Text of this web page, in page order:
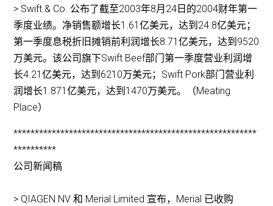
> Swift & Co. 公布了截至2003年8月24日的2004财年第一
季度业绩。净销售额增长1.61亿美元，达到24.8亿美元；
第一季度息税折旧摊销前利润增长8.71亿美元，达到9520
万美元。该公司旗下Swift Beef部门第一季度营业利润增
长4.21亿美元，达到6210万美元；Swift Pork部门营业利
润增长1.871亿美元，达到1470万美元。（Meating
Place）
*********************************************************
**********
公司新闻稿
> QIAGEN NV 和 Merial Limited 宣布，Merial 已收购